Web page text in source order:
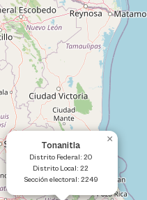
Tonanitla
Distrito Federal: 20
Distrito Local: 22
Sección electoral: 2249
×